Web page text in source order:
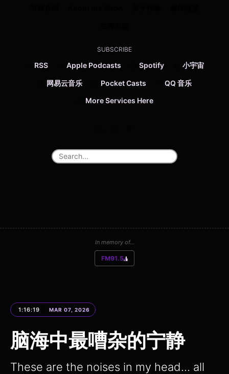
SUBSCRIBE
RSS Apple Podcasts Spotify 小宇宙
网易云音乐 Pocket Casts QQ 音乐
More Services Here
In memory of...
FM91.5
1:16:19 MAR 07, 2026
脑海中最嘈杂的宁静
These are the noises in my head... all